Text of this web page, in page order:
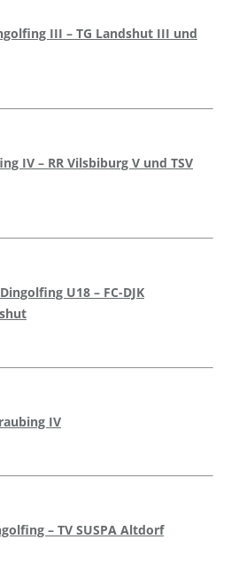
III – TG Landshut III und
IV – RR Vilsbiburg V und TSV
U18 – FC-DJK
IV
– TV SUSPA Altdorf